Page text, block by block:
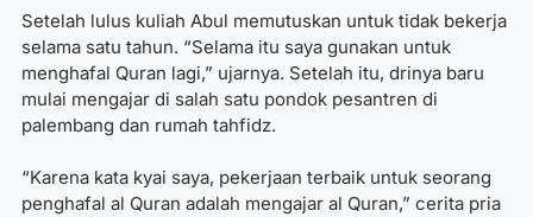
Setelah lulus kuliah Abul memutuskan untuk tidak bekerja
selama satu tahun. “Selama itu saya gunakan untuk
menghafal Quran lagi,” ujarnya. Setelah itu, drinya baru
mulai mengajar di salah satu pondok pesantren di
palembang dan rumah tahfidz.
“Karena kata kyai saya, pekerjaan terbaik untuk seorang
penghafal al Quran adalah mengajar al Quran,” cerita pria